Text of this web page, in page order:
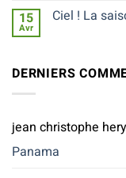
terre
inconnue… !!!
15
Avr
Ciel ! La
arrive…
DERNIERS
jean christophe hery
Panama